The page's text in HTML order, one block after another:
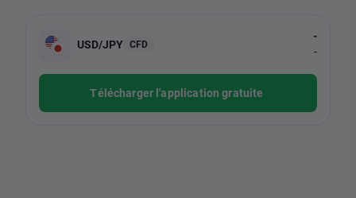
USD/JPY CFD
-
-
Télécharger l'application gratuite